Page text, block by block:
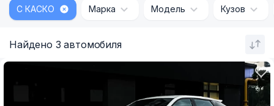
С КАСКО Марка Модель Кузов
Найдено 3 автомобиля